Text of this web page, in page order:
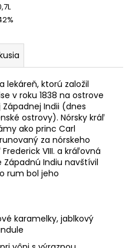
lekáreň, ktorú založil
v roku 1838 na ostrove
Indii (dnes
ostrovy). Nórsky kráľ
ako princ Carl
za nórskeho
VIII. a kráľovná
Západnú Indiu navštívil
rum bol jeho
karamelky, jablkový